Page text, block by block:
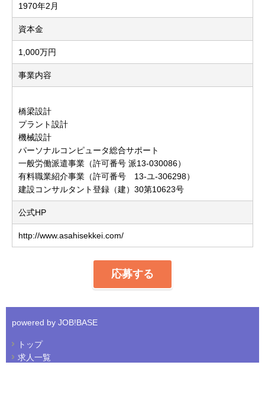
1970年2月
資本金
1,000万円
事業内容
橋梁設計
プラント設計
機械設計
パーソナルコンピュータ総合サポート
一般労働派遣事業（許可番号 派13-030086）
有料職業紹介事業（許可番号 13-ユ-306298）
建設コンサルタント登録（建）30第10623号
公式HP
http://www.asahisekkei.com/
応募する
powered by JOB!BASE
トップ
求人一覧